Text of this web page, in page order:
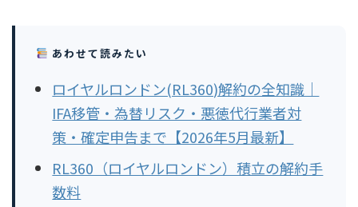
あわせて読みたい
ロイヤルロンドン(RL360)解約の全知識｜
IFA移管・為替リスク・悪徳代行業者対
策・確定申告まで【2026年5月最新】
RL360（ロイヤルロンドン）積立の解約手
数料